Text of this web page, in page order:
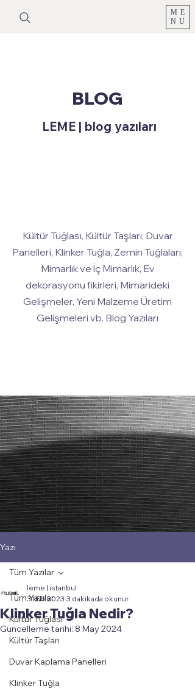
ME
NU
BLOG
LEME | blog yazıları
Kültür Tuğlası, Kültür Taşları, Duvar
Panelleri, Klinker Tuğla, Zemin Tuğlaları,
Mimarlık ve İç Mimarlık, Ev
dekorasyonu fikirleri, Mimarideki
Gelişmeler, Yeni Malzeme Üretim
Gelişmeleri vb. Blog Yazıları
Yazı
Tüm Yazılar
Kültür Tuğlası
Kültür Taşları
Duvar Kaplama Panelleri
Klinker Tuğla
Tüm Yazılar
Klinker Tuğla Nedir?
leme | istanbul
31 Eki 2023 3 dakikada okunur
Güncelleme tarihi: 8 May 2024